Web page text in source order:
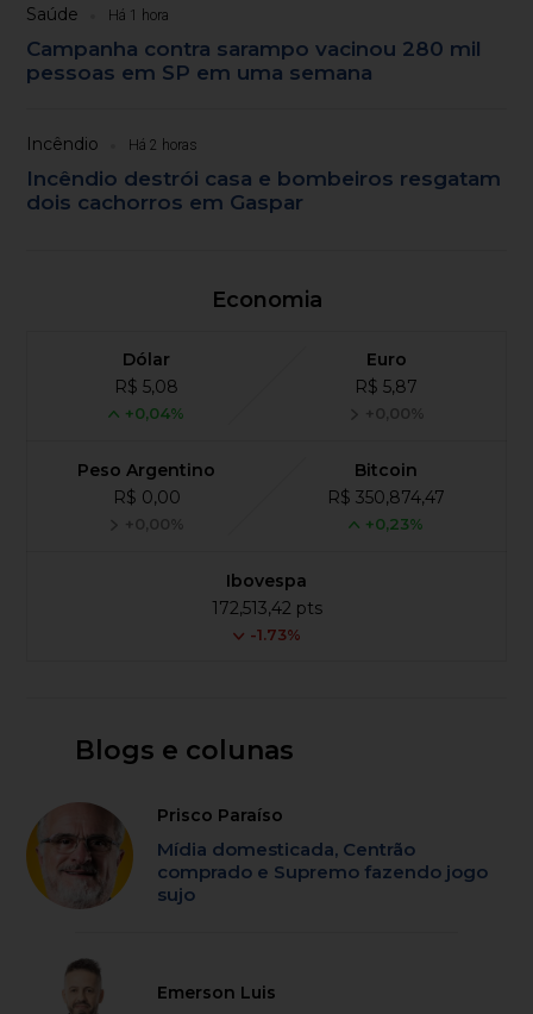
Saúde Há 1 hora
Campanha contra sarampo vacinou 280 mil
pessoas em SP em uma semana
Incêndio Há 2 horas
Incêndio destrói casa e bombeiros resgatam
dois cachorros em Gaspar
Economia
Dólar
R$ 5,08
+0,04%
Euro
R$ 5,87
+0,00%
Peso Argentino
R$ 0,00
+0,00%
Bitcoin
R$ 350,874,47
+0,23%
Ibovespa
172,513,42 pts
-1.73%
Blogs e colunas
Prisco Paraíso
Mídia domesticada, Centrão
comprado e Supremo fazendo jogo
sujo
Emerson Luis